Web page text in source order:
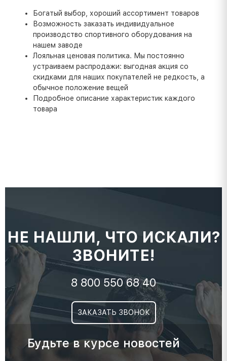
Богатый выбор, хороший ассортимент товаров
Возможность заказать индивидуальное
производство спортивного оборудования на
нашем заводе
Лояльная ценовая политика. Мы постоянно
устраиваем распродажи: выгодная акция со
скидками для наших покупателей не редкость, а
обычное положение вещей
Подробное описание характеристик каждого
товара
НЕ НАШЛИ, ЧТО ИСКАЛИ?
ЗВОНИТЕ!
8 800 550 68 40
ЗАКАЗАТЬ ЗВОНОК
Будьте в курсе новостей